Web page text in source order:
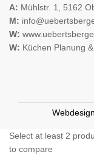
A: Mühlstr. 1, 5162
M:
W:
W: Küchen Planung
Select at least 2
to compare